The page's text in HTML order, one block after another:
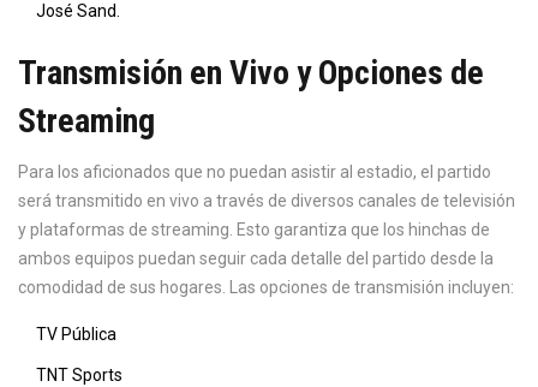
José Sand.
Transmisión en Vivo y Opciones de
Streaming
Para los aficionados que no puedan asistir al estadio, el partido
será transmitido en vivo a través de diversos canales de televisión
y plataformas de streaming. Esto garantiza que los hinchas de
ambos equipos puedan seguir cada detalle del partido desde la
comodidad de sus hogares. Las opciones de transmisión incluyen:
TV Pública
TNT Sports